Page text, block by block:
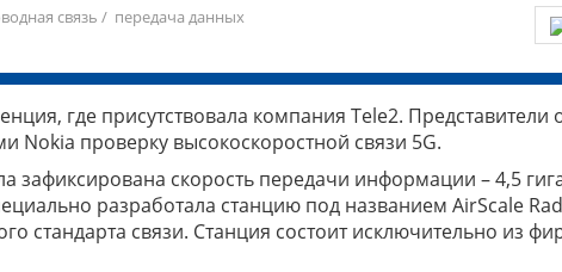
связь / передача данных
где присутствовала компания Tele2. Представители
Nokia проверку высокоскоростной связи 5G.
зафиксирована скорость передачи информации – 4,5
разработала станцию под названием AirScale
стандарта связи. Станция состоит исключительно из